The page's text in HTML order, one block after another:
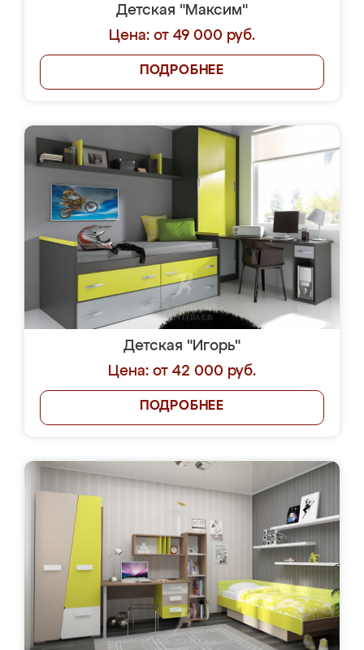
Детская "Максим"
Цена: от 49 000 руб.
ПОДРОБНЕЕ
Детская "Игорь"
Цена: от 42 000 руб.
ПОДРОБНЕЕ